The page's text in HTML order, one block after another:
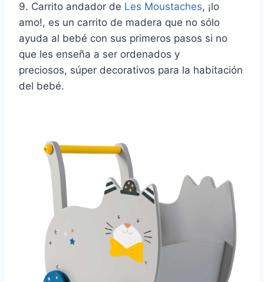
9. Carrito andador de Les Moustaches, ¡lo
amo!, es un carrito de madera que no sólo
ayuda al bebé con sus primeros pasos si no
que les enseña a ser ordenados y
preciosos, súper decorativos para la habitación
del bebé.